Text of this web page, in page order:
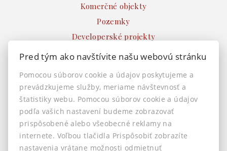
Komerčné objekty
Pozemky
Developerské projekty
Ostatné
INFO
Makléri
Napíšte nám
Kontakt
Nastavenie cookies
Pred tým ako navštívite našu webovú stránku
Pomocou súborov cookie a údajov poskytujeme a
prevádzkujeme služby, meriame návštevnosť a
štatistiky webu. Pomocou súborov cookie a údajov
podľa vašich nastavení budeme zobrazovať
prispôsobené alebo všeobecné reklamy na
internete. Voľbou tlačidla Prispôsobiť zobrazíte
nastavenia vrátane možnosti odmietnuť